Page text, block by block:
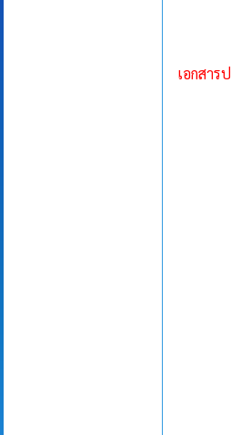
เอกสาร